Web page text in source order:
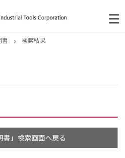
書 検索結果
書」検索画面へ戻る